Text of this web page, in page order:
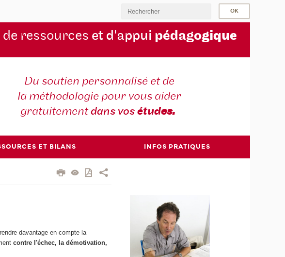
ressources et d'appui pédagogique
Du soutien personnalisé et de
la méthodologie pour vous aider
gratuitementdans vosétudes.
ET BILANS INFOS PRATIQUES
davantage en compte la
contre l'échec, la démotivation,